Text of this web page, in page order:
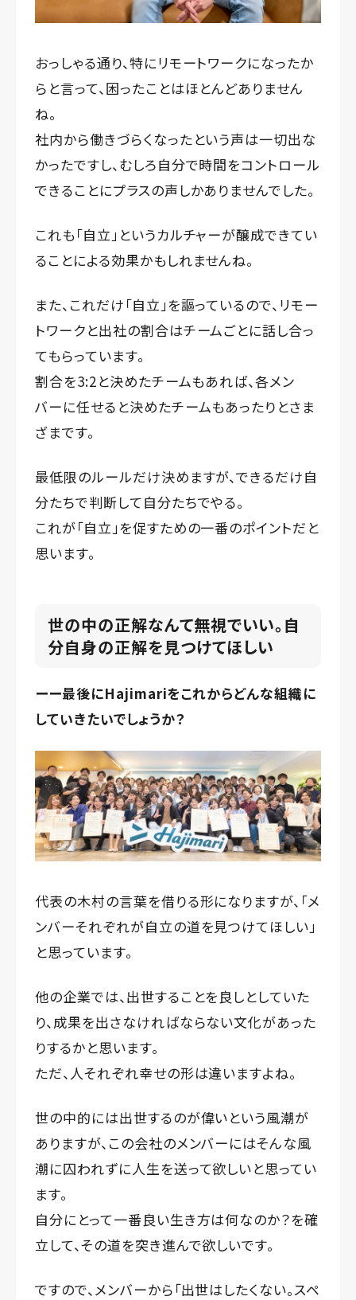
おっしゃる通り、特にリモートワークになったか
らと言って、困ったことはほとんどありません
ね。
社内から働きづらくなったという声は一切出な
かったですし、むしろ自分で時間をコントロール
できることにプラスの声しかありませんでした。
これも「自立」というカルチャーが醸成できてい
ることによる効果かもしれませんね。
また、これだけ「自立」を謳っているので、リモー
トワークと出社の割合はチームごとに話し合っ
てもらっています。
割合を3:2と決めたチームもあれば、各メン
バーに任せると決めたチームもあったりとさま
ざまです。
最低限のルールだけ決めますが、できるだけ自
分たちで判断して自分たちでやる。
これが「自立」を促すための一番のポイントだと
思います。
世の中の正解なんて無視でいい。自
分自身の正解を見つけてほしい
ーー最後にHajimariをこれからどんな組織に
していきたいでしょうか？
代表の木村の言葉を借りる形になりますが、「メ
ンバーそれぞれが自立の道を見つけてほしい」
と思っています。
他の企業では、出世することを良しとしていた
り、成果を出さなければならない文化があった
りするかと思います。
ただ、人それぞれ幸せの形は違いますよね。
世の中的には出世するのが偉いという風潮が
ありますが、この会社のメンバーにはそんな風
潮に囚われずに人生を送って欲しいと思ってい
ます。
自分にとって一番良い生き方は何なのか？を確
立して、その道を突き進んで欲しいです。
ですので、メンバーから「出世はしたくない。スペ